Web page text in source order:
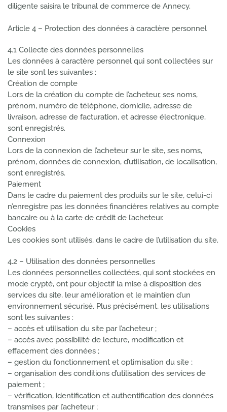
diligente saisira le tribunal de commerce de Annecy.
Article 4 – Protection des données à caractère personnel
4.1 Collecte des données personnelles
Les données à caractère personnel qui sont collectées sur
le site sont les suivantes :
Création de compte
Lors de la création du compte de l’acheteur, ses noms,
prénom, numéro de téléphone, domicile, adresse de
livraison, adresse de facturation, et adresse électronique,
sont enregistrés.
Connexion
Lors de la connexion de l’acheteur sur le site, ses noms,
prénom, données de connexion, d’utilisation, de localisation,
sont enregistrés.
Paiement
Dans le cadre du paiement des produits sur le site, celui-ci
n’enregistre pas les données financières relatives au compte
bancaire ou à la carte de crédit de l’acheteur.
Cookies
Les cookies sont utilisés, dans le cadre de l’utilisation du site.
4.2 – Utilisation des données personnelles
Les données personnelles collectées, qui sont stockées en
mode crypté, ont pour objectif la mise à disposition des
services du site, leur amélioration et le maintien d’un
environnement sécurisé. Plus précisément, les utilisations
sont les suivantes :
– accès et utilisation du site par l’acheteur ;
– accès avec possibilité de lecture, modification et
effacement des données ;
– gestion du fonctionnement et optimisation du site ;
– organisation des conditions d’utilisation des services de
paiement ;
– vérification, identification et authentification des données
transmises par l’acheteur ;